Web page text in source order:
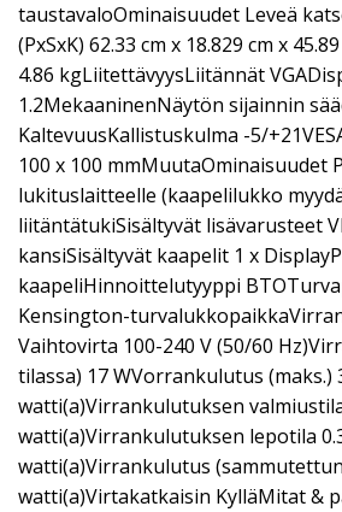
taustavaloOminaisuudet Leveä
(PxSxK) 62.33 cm x 18.829 cm x
4.86 kgLiitettävyysLiitännät
1.2MekaaninenNäytön sijainnin
KaltevuusKallistuskulma -5/
100 x 100 mmMuutaOminaisuudet
lukituslaitteelle (kaapelilukko
liitäntätukiSisältyvät lisävarusteet
kansiSisältyvät kaapelit 1 x
kaapeliHinnoittelutyyppi
Kensington-
Vaihtovirta 100-240 V (50/60
tilassa) 17 WVorrankulutus (maks.)
watti(a)Virrankulutuksen
watti(a)Virrankulutuksen lepotila
watti(a)Virrankulutus
watti(a)Virtakatkaisin KylläMitat &